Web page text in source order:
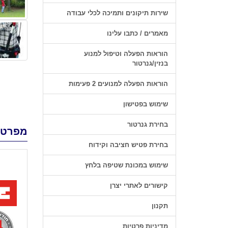
מפרט
שירות תיקונים ותמיכה לכלי עבודה
מאמרים / כתבו עלינו
הוראות הפעלה וטיפול למנוע
בנזין/גנרטור
הוראות הפעלה למנועים 2 פעימות
שימוש בפטישון
בחירת גנרטור
בחירת פטיש חציבה וקידוח
שימוש במכונת שטיפה בלחץ
קישורים לאתרי יצרן
תקנון
מדיניות פרטיות